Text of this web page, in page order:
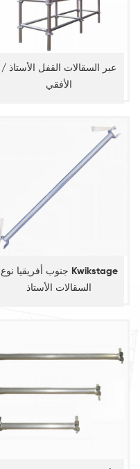
عبر السقالات القفل الأستاذ /
الأفقي
جنوب أفريقيا نوع Kwikstage
السقالات الأستاذ